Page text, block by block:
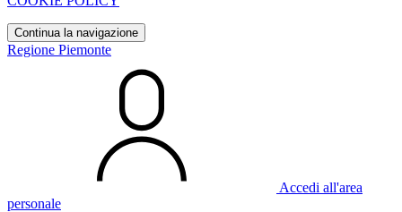
Continua la navigazione
Regione Piemonte
Accedi all'area
personale